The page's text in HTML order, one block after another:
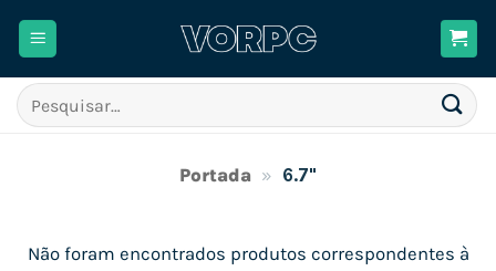
Pesquisar
por:
Portada » 6.7"
Não foram encontrados produtos correspondentes à